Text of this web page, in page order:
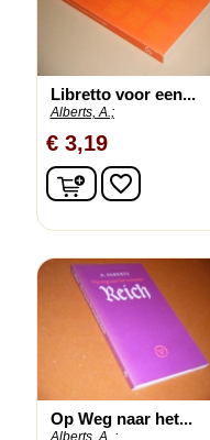
Libretto voor een...
Alberts, A.;
€ 3,19
In winkelwagen
favorite_border
Op Weg naar het...
Alberts, A. ;